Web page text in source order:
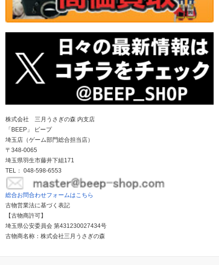
株式会社 三月うさぎの森 内支店
「BEEP」 ビープ
埼玉店（ゲーム部門総合担当店）
〒348-0065
埼玉県羽生市藤井下組171
TEL： 048-598-6553
総合お問合わせフォームはこちら
古物営業法に基づく表記
【古物商許可】
埼玉県公安委員会 第431230027434号
古物商名称：株式会社三月うさぎの森